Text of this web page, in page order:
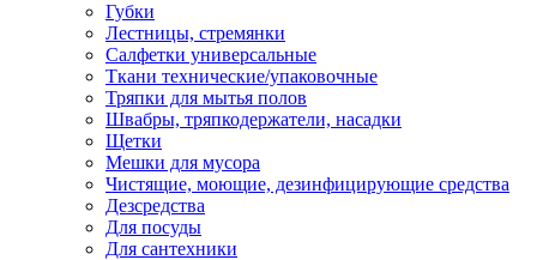
Губки
Лестницы, стремянки
Салфетки универсальные
Ткани технические/упаковочные
Тряпки для мытья полов
Швабры, тряпкодержатели, насадки
Щетки
Мешки для мусора
Чистящие, моющие, дезинфицирующие средства
Дезсредства
Для посуды
Для сантехники